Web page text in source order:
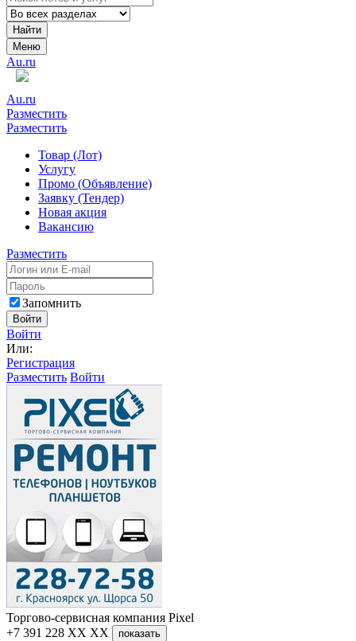
Найти
Меню
Au.ru
Au.ru
Разместить
Разместить
Товар (Лот)
Услугу
Промо (Объявление)
Заявку (Тендер)
Новая акция
Вакансию
Разместить
Запомнить
Войти
Войти
Или:
Регистрация
Разместить Войти
Торгово-сервисная компания Pixel
+7 391 228 XX XX
показать